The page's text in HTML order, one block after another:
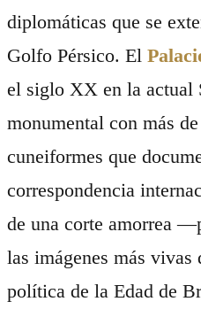
diplomáticas que se
Golfo Pérsico. El
el siglo XX en la actual
monumental con más
cuneiformes que
correspondencia
de una corte amorrea
las imágenes más
política de la Edad de